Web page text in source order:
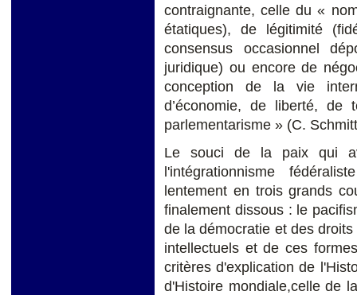
contraignante, celle du «
étatiques), de légitimité
consensus occasionnel
juridique) ou encore de
conception de la vie
d’économie, de liberté, de
parlementarisme » (C.
Le souci de la paix qui
l'intégrationnisme
lentement en trois grands
finalement dissous : le
de la démocratie et des
intellectuels et de ces
critères d'explication de
d'Histoire mondiale,celle de